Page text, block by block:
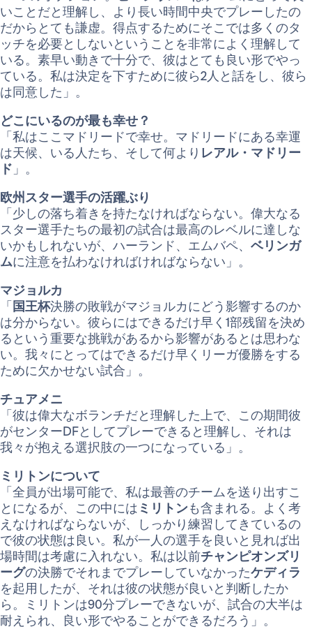
いことだと理解し、より長い時間中央でプレーしたの
だからとても謙虚。得点するためにそこでは多くのタ
ッチを必要としないということを非常によく理解して
いる。素早い動きで十分で、彼はとても良い形でやっ
ている。私は決定を下すために彼ら2人と話をし、彼ら
は同意した」。
どこにいるのが最も幸せ？
「私はここマドリードで幸せ。マドリードにある幸運
は天候、いる人たち、そして何より レアル・マドリー
ド 」。
欧州スター選手の活躍ぶり
「少しの落ち着きを持たなければならない。偉大なる
スター選手たちの最初の試合は最高のレベルに達しな
いかもしれないが、ハーランド、エムバペ、 ベリンガ
ムに注意を払わなければければならない」。
マジョルカ
「 国王杯決勝の敗戦がマジョルカにどう影響するのか
は分からない。彼らにはできるだけ早く1部残留を決め
るという重要な挑戦があるから影響があるとは思わな
い。我々にとってはできるだけ早くリーガ優勝をする
ために欠かせない試合」。
チュアメニ
「彼は偉大なボランチだと理解した上で、この期間彼
がセンターDFとしてプレーできると理解し、それは
我々が抱える選択肢の一つになっている」。
ミリトンについて
「全員が出場可能で、私は最善のチームを送り出すこ
とになるが、この中には ミリトンも含まれる。よく考
えなければならないが、しっかり練習してきているの
で彼の状態は良い。私が一人の選手を良いと見れば出
場時間は考慮に入れない。私は以前チャンピオンズリ
ーグの決勝でそれまでプレーしていなかったケディラ
を起用したが、それは彼の状態が良いと判断したか
ら。ミリトンは90分プレーできないが、試合の大半は
耐えられ、良い形でやることができるだろう」。